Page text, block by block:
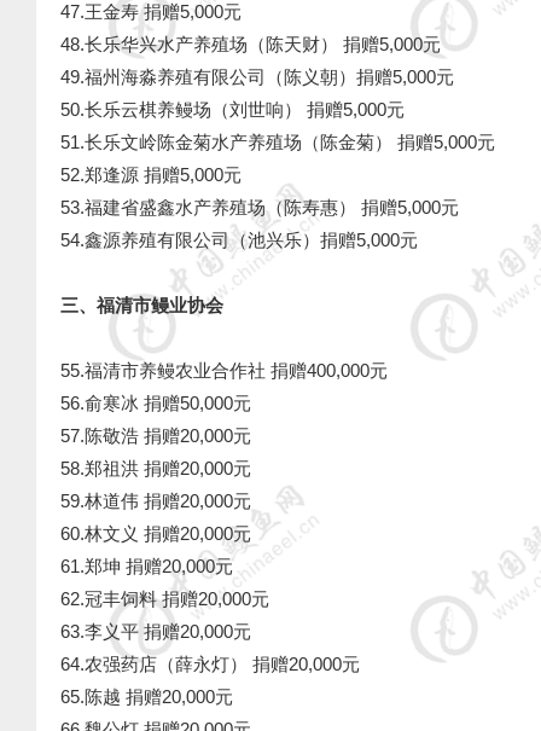
47.王金寿 捐赠5,000元
48.长乐华兴水产养殖场（陈天财）
捐赠5,000元
49.福州海淼养殖有限公司（陈义朝）捐赠5,000元
50.长乐云棋养鳗场（刘世响）
捐赠5,000元
51.长乐文岭陈金菊水产养殖场（陈金菊）
捐赠5,000元
52.郑逢源 捐赠5,000元
53.福建省盛鑫水产养殖场（陈寿惠）
捐赠5,000元
54.鑫源养殖有限公司（池兴乐）捐赠5,000元
三、福清市鳗业协会
55.福清市养鳗农业合作社 捐赠400,000元
56.俞寒冰 捐赠50,000元
57.陈敬浩 捐赠20,000元
58.郑祖洪 捐赠20,000元
59.林道伟 捐赠20,000元
60.林文义 捐赠20,000元
61.郑坤 捐赠20,000元
62.冠丰饲料 捐赠20,000元
63.李义平 捐赠20,000元
64.农强药店（薛永灯） 捐赠20,000元
65.陈越 捐赠20,000元